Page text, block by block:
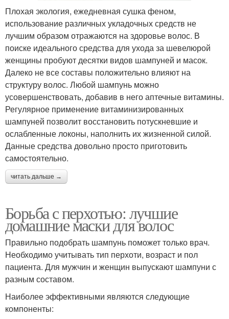
Плохая экология, ежедневная сушка феном,
использование различных укладочных средств не
лучшим образом отражаются на здоровье волос. В
поиске идеального средства для ухода за шевелюрой
женщины пробуют десятки видов шампуней и масок.
Далеко не все составы положительно влияют на
структуру волос. Любой шампунь можно
усовершенствовать, добавив в него аптечные витамины.
Регулярное применение витаминизированных
шампуней позволит восстановить потускневшие и
ослабленные локоны, наполнить их жизненной силой.
Данные средства довольно просто приготовить
самостоятельно.
читать дальше →
Борьба с перхотью: лучшие
домашние маски для волос
Правильно подобрать шампунь поможет только врач.
Необходимо учитывать тип перхоти, возраст и пол
пациента. Для мужчин и женщин выпускают шампуни с
разным составом.
Наиболее эффективными являются следующие
компоненты: